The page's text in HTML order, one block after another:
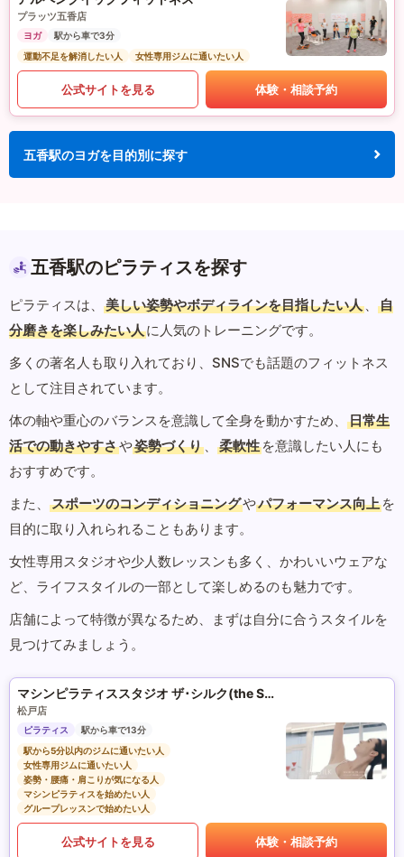
プラッツ五香店
ヨガ
駅から車で3分
運動不足を解消したい人
女性専用ジムに通いたい人
公式サイトを見る 体験・相談予約
五香駅のヨガを目的別に探す
五香駅のピラティスを探す
ピラティスは、 美しい姿勢やボディラインを目指したい人 、
自
分磨きを楽しみたい人に人気のトレーニングです。
多くの著名人も取り入れており、SNSでも話題のフィットネス
として注目されています。
体の軸や重心のバランスを意識して全身を動かすため、
日常生
活での動きやすさや姿勢づくり 、 柔軟性 を意識したい人にも
おすすめです。
また、
スポーツのコンディショニングやパフォーマンス向上 を
目的に取り入れられることもあります。
女性専用スタジオや少人数レッスンも多く、かわいいウェアな
ど、ライフスタイルの一部として楽しめるのも魅力です。
店舗によって特徴が異なるため、まずは自分に合うスタイルを
見つけてみましょう。
マシンピラティススタジオ ザ･シルク(the SILK)
松戸店
ピラティス
駅から車で13分
駅から5分以内のジムに通いたい人
女性専用ジムに通いたい人
姿勢・腰痛・肩こりが気になる人
マシンピラティスを始めたい人
グループレッスンで始めたい人
公式サイトを見る 体験・相談予約